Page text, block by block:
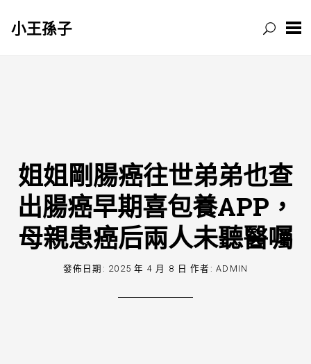
小王孫子
姐姐剛腸癌往世弟弟也查
出腸癌早期喜包養APP，
母親患癌后兩人未聽醫囑
發佈日期: 2025 年 4 月 8 日 作者:ADMIN